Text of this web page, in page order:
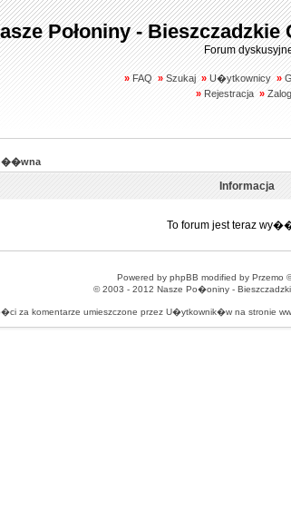
Połoniny -
Forum
» FAQ » Szukaj » U�ytkownicy »
» Rejestracja »
Informacja
To forum jest teraz
Powered by phpBB modified by Przemo
© 2003 - 2012 Nasze Po�oniny -
za komentarze umieszczone przez U�ytkownik�w na